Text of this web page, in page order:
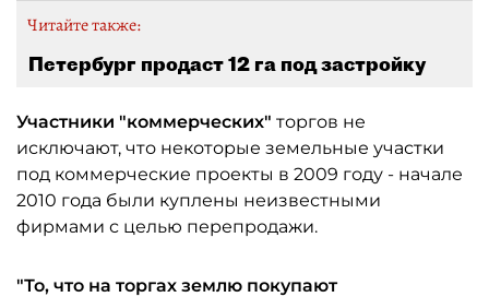
Читайте также:
Петербург продаст 12 га под застройку
Участники "коммерческих" торгов не
исключают, что некоторые земельные участки
под коммерческие проекты в 2009 году - начале
2010 года были куплены неизвестными
фирмами с целью перепродажи.
"То, что на торгах землю покупают